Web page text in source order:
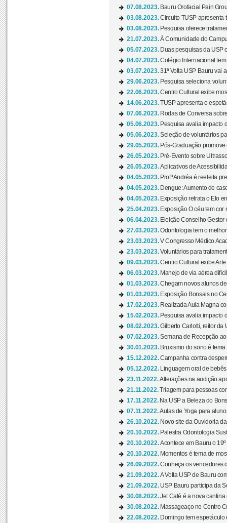
07.08.2023. Bauru Orofacial Pain
03.08.2023.Circuito TUSP apresenta
03.08.2023. Pesquisa oferece
21.07.2023.À Comunidade do
05.07.2023. Duas pesquisas da USP
04.07.2023.Colégio Internacional
03.07.2023.31ª Volta USP Bauru vai
29.06.2023. Pesquisa seleciona
22.06.2023.Centro Cultural exibe
14.06.2023.TUSP apresenta o
07.06.2023. Rodas de Conversa
05.06.2023. Pesquisa avalia impacto
05.06.2023.Seleção de voluntários
29.05.2023. Pós-Graduação
26.05.2023. Pré-Evento sobre
26.05.2023.Aplicativos de
04.05.2023. Profª Andréa é reeleita
04.05.2023. Dengue: Aumento de
04.05.2023. Exposição retrata o Elo
25.04.2023. Exposição O céu tem cor
06.04.2023. Eleição Conselho Gestor
27.03.2023.Odontologia tem o
23.03.2023.V Congresso Médico
23.03.2023.Voluntários para
09.03.2023.Centro Cultural exibe
06.03.2023. Manejo de via aérea
01.03.2023.Chegam novos alunos
01.03.2023. Exposição Bonsais no
17.02.2023. Realizada Aula Magna
15.02.2023. Pesquisa avalia impacto
08.02.2023.Gilberto Carlotti, reitor da
07.02.2023.Semana de Recepção
30.01.2023. Bruxismo do sono é
15.12.2022.Campanha contra
05.12.2022.
Linguagem oral de
23.11.2022.Alterações na audição
21.11.2022.Triagem para pessoas
17.11.2022. Na USP a Beleza do
07.11.2022.Aulas de Yoga para
26.10.2022. Novo site da Ouvidoria
20.10.2022. Palestra Odontologia
20.10.2022.Acontece em Bauru o 19º
20.10.2022. Momentos é tema de
26.09.2022.Conheça os vencedores
21.09.2022.A Volta USP de Bauru
21.09.2022. USP Bauru participa da
30.08.2022.Jet Café é a nova
30.08.2022. Massageaço no Centro
22.08.2022. Domingo tem espetáculo